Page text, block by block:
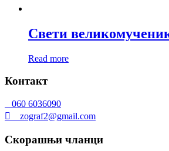
Свети
Read more
Контакт
060 6036090
zograf2@gmail.com
Скорашњи чланци